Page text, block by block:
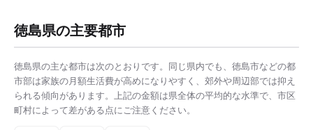
徳島県の主要都市
徳島県の主な都市は次のとおりです。同じ県内でも、 徳島市などの都
市部は家族の月額生活費が高めになりやすく、郊外や周辺部では抑え
られる傾向があります。上記の金額は県全体の平均的な水準で、市区
町村によって差がある点にご注意ください。